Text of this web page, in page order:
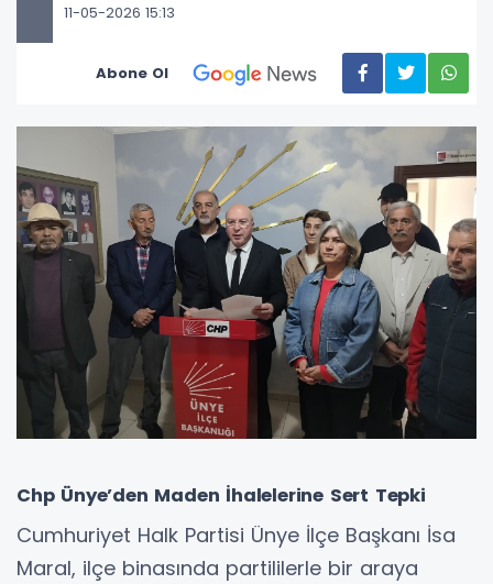
11-05-2026 15:13
Abone Ol
Chp Ünye’den Maden İhalelerine Sert Tepki
Cumhuriyet Halk Partisi Ünye İlçe Başkanı İsa
Maral, ilçe binasında partililerle bir araya